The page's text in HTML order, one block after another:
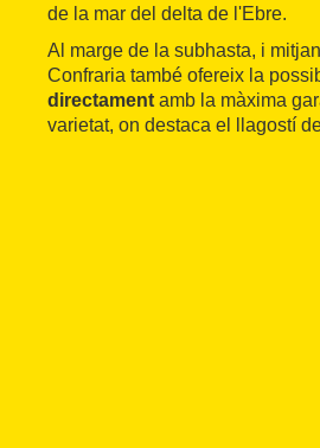
de la mar del delta de l'Ebre.
Al marge de la subhasta, i
Confraria també ofereix la
directament amb la màxima
varietat, on destaca el llagostí